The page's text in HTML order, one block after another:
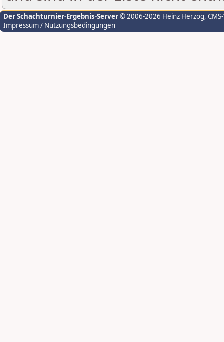
Der Schachturnier-Ergebnis-Server© 2006-2026 Heinz Herzog,
Impressum / Nutzungsbedingungen